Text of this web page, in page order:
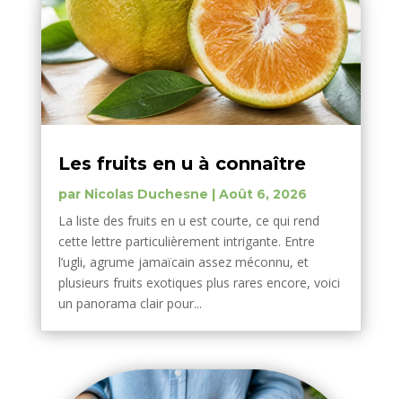
Les fruits en u à connaître
par Nicolas Duchesne | Août 6, 2026
La liste des fruits en u est courte, ce qui rend
cette lettre particulièrement intrigante. Entre
l’ugli, agrume jamaïcain assez méconnu, et
plusieurs fruits exotiques plus rares encore, voici
un panorama clair pour...